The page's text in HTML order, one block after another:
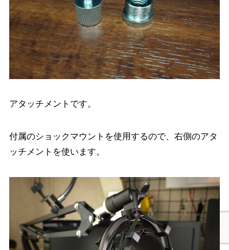
アタッチメントです。
付属のショックマウントを使用するので、右側のアタ
ッチメントを使います。